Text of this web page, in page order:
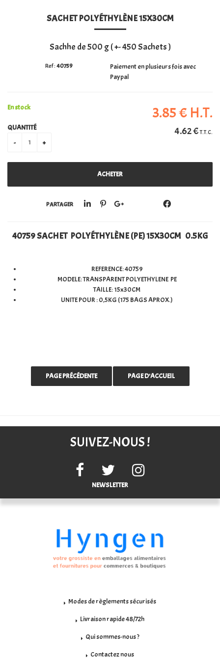
PERSONALISATIONSACHET POLYÉTHYLÈNE 15X30CM
Sachhe de 500 g ( +- 450 Sachets )
Paiement en plusieurs fois avec
Paypal
40759
3.85€ H.T.
4.62€T.T.C.
En stock
QUANTITÉ
PARTAGER
40759 SACHET POLYÉTHYLÈNE (PE) 15X30CM 0.5KG
REFERENCE: 40759
MODELE: TRANSPARENT POLYETHYLENE PE
TAILLE: 15x30CM
UNITE POUR : 0,5KG (175 BAGS APROX.)
SUIVEZ-NOUS !
NEWSLETTER
Modes de règlements sécurisés
Livraison rapide 48/72h
Qui sommes-nous ?
Contactez nous